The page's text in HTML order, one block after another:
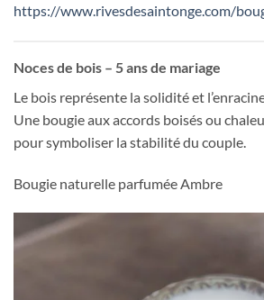
https://www.rivesdesaintonge.com/
Noces de bois – 5 ans de mariage
Le bois représente la solidité et
Une bougie aux accords boisés ou
pour symboliser la stabilité du couple.
Bougie naturelle parfumée Ambre